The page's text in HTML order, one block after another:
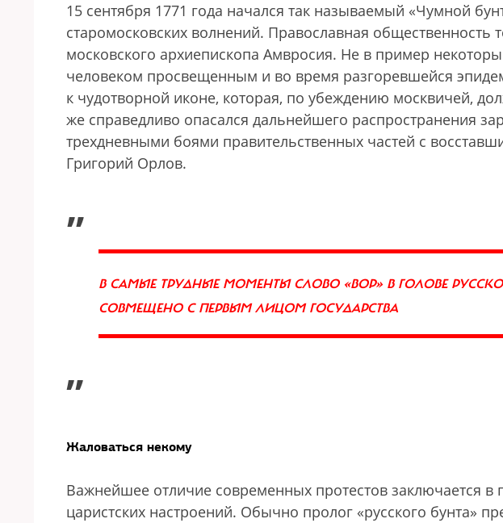
15 сентября 1771 года начался так называемый «Чумной
старомосковских волнений. Православная общественность
московского архиепископа Амвросия. Не в пример
человеком просвещенным и во время разгоревшейся
к чудотворной иконе, которая, по убеждению москвичей,
же справедливо опасался дальнейшего распространения
трехдневными боями правительственных частей с
Григорий Орлов.
„
В САМЫЕ ТРУДНЫЕ МОМЕНТЫ СЛОВО «ВОР» В ГОЛОВЕ
СОВМЕЩЕНО С ПЕРВЫМ ЛИЦОМ ГОСУДАРСТВА
”
Жаловаться некому
Важнейшее отличие современных протестов заключается в
царистских настроений. Обычно пролог «русского бунта»